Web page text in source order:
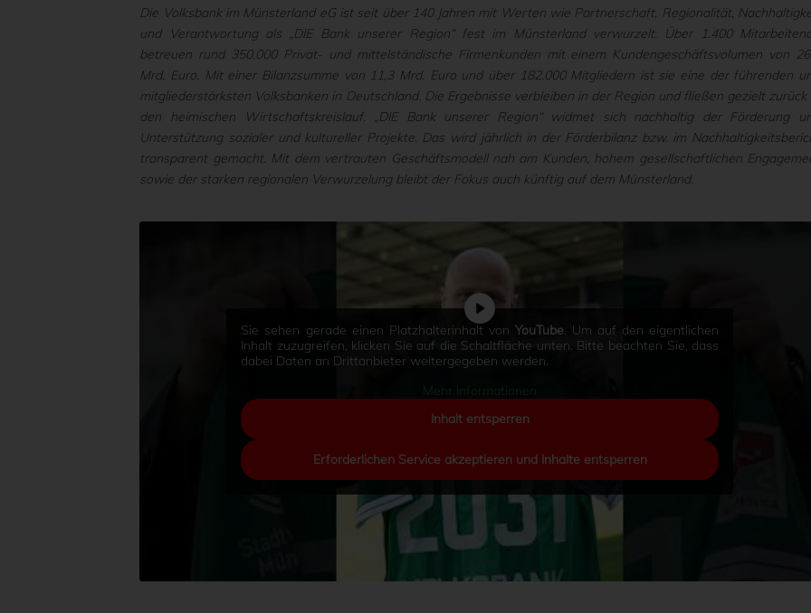
Die Volksbank im Münsterland eG ist seit über 140 Jahren mit Werten wie Partnerschaft, Regionalität,
und Verantwortung als „DIE Bank unserer Region“ fest im Münsterland verwurzelt. Über 1.400
betreuen rund 350.000 Privat- und mittelständische Firmenkunden mit einem Kundengeschäftsvolumen von
Mrd. Euro. Mit einer Bilanzsumme von 11,3 Mrd. Euro und über 182.000 Mitgliedern ist sie eine der führenden
mitgliederstärksten Volksbanken in Deutschland. Die Ergebnisse verbleiben in der Region und fließen gezielt zurück
den heimischen Wirtschaftskreislauf. „DIE Bank unserer Region“ widmet sich nachhaltig der Förderung
Unterstützung sozialer und kultureller Projekte. Das wird jährlich in der Förderbilanz bzw. im
transparent gemacht. Mit dem vertrauten Geschäftsmodell nah am Kunden, hohem gesellschaftlichen
sowie der starken regionalen Verwurzelung bleibt der Fokus auch künftig auf dem Münsterland.
Sie sehen gerade einen Platzhalterinhalt von YouTube. Um auf den eigentlichen
Inhalt zuzugreifen, klicken Sie auf die Schaltfläche unten. Bitte beachten Sie, dass
dabei Daten an Drittanbieter weitergegeben werden.
Mehr Informationen
Inhalt entsperren
Erforderlichen Service akzeptieren und Inhalte entsperren